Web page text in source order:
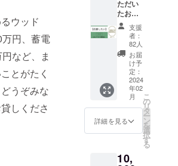
ウッド
円、蓄電
など、ま
とがたく
うぞみな
しくださ
ただい
たお礼
メッ
セージ
をお送
りしま
す。
（2024
年2月
頃） 活
動の様
子をご
報告し
ます。
末まで
支援
者：
82人
お届
け予
定：
2024
年02
月
詳細を見る
こ
の
リ
タ
ー
ン
を
選
択
す
る
10,